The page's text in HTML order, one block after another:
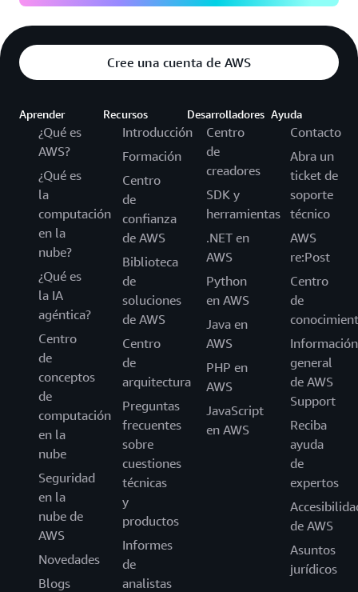
Cree una cuenta de AWS
Aprender
¿Qué es
AWS?
¿Qué es
la
computación
en la
nube?
¿Qué es
la IA
agéntica?
Centro
de
conceptos
de
computación
en la
nube
Seguridad
en la
nube de
AWS
Novedades
Blogs
Recursos
Introducción
Formación
Centro
de
confianza
de AWS
Biblioteca
de
soluciones
de AWS
Centro
de
arquitectura
Preguntas
frecuentes
sobre
cuestiones
técnicas
y
productos
Informes
de
analistas
Desarrolladores
Centro
de
creadores
SDK y
herramientas
.NET en
AWS
Python
en AWS
Java en
AWS
PHP en
AWS
JavaScript
en AWS
Ayuda
Contacto
Abra un
ticket de
soporte
técnico
AWS
re:Post
Centro
de
Información
general
de AWS
Support
Reciba
ayuda
de
expertos
de AWS
Asuntos
jurídicos